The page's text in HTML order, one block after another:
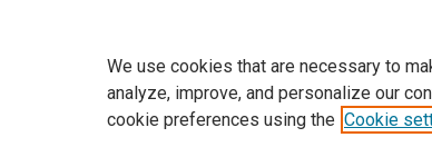
Tout le contenu de ce site:
de données, a la formation en IA
We use cookies that are necessary to
analyze, improve, and personalize our
cookie preferences using the Cookie